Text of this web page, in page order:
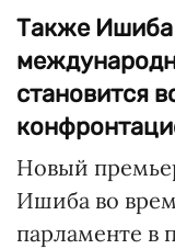
Также Ишиба
становится
Новый
Ишиба во
парламенте в